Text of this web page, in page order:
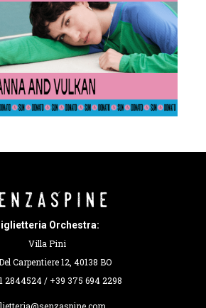
Orchestra:
Villa Pini
Carpentiere 12, 40138 BO
2844524 / +39 375 694 2298